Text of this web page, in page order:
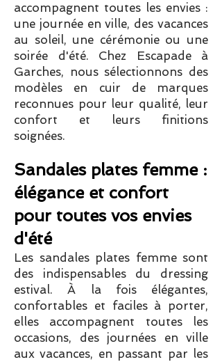
accompagnent toutes les envies :
une journée en ville, des vacances
au soleil, une cérémonie ou une
soirée d'été. Chez Escapade à
Garches, nous sélectionnons des
modèles en cuir de marques
reconnues pour leur qualité, leur
confort et leurs finitions
soignées.
Sandales plates femme :
élégance et confort
pour toutes vos envies
d'été
Les sandales plates femme sont
des indispensables du dressing
estival. À la fois élégantes,
confortables et faciles à porter,
elles accompagnent toutes les
occasions, des journées en ville
aux vacances, en passant par les